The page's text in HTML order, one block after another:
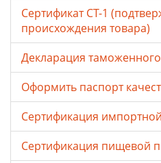
Сертификат СТ-1
происхождения товара)
Декларация
Оформить паспорт
Сертификация
Сертификация пищевой